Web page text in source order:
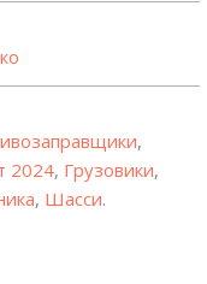
,
2024, Грузовики,
, Шасси.